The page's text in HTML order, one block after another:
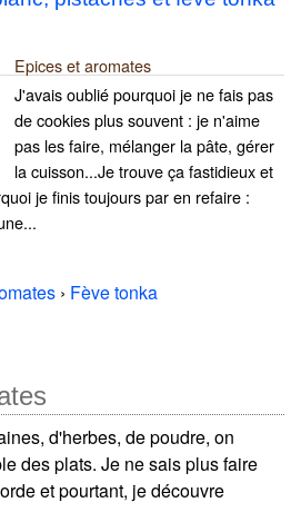
Epices et aromates
J'avais oublié pourquoi je ne fais pas
de cookies plus souvent : je n'aime
pas les faire, mélanger la pâte, gérer
la cuisson...Je trouve ça fastidieux et
je finis toujours par en refaire :
› Fève tonka
d'herbes, de poudre, on
des plats. Je ne sais plus faire
et pourtant, je découvre